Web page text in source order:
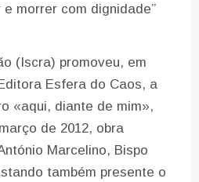
e morrer com dignidade”
(Iscra) promoveu, em
Esfera do Caos, a
«aqui, diante de mim»,
de 2012, obra
Marcelino, Bispo
também presente o